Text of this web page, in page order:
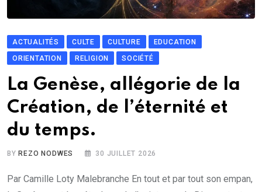
ACTUALITÉS CULTE CULTURE
EDUCATION
ORIENTATION
RELIGION SOCIÉTÉ
La Genèse, allégorie de la
Création, de l’éternité et
du temps.
BY REZO NODWES 30 JUILLET 2026
Par Camille Loty Malebranche En tout et par tout son empan,